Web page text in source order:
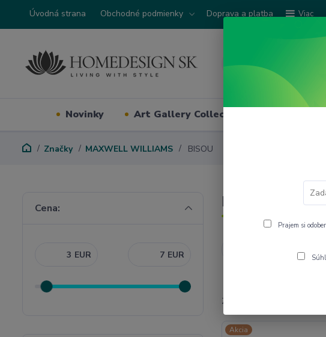
Úvodná strana Obchodné podmienky Doprava a platba Viac
Novinky Art Gallery Collection
Značky MAXWELL WILLIAMS BISOU
BISOU
Zobrazujem 1-3 z 3
Akcia
Cena:
EUR EUR
Prajem si